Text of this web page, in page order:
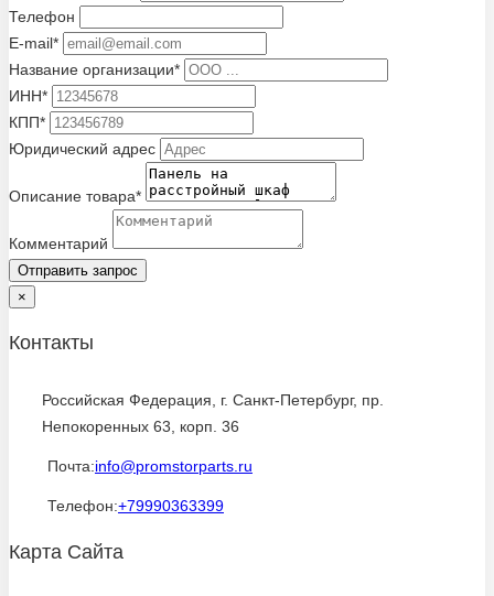
Телефон
E-mail*
Название организации*
ИНН*
КПП*
Юридический адрес
Описание товара*
Комментарий
Отправить запрос
×
Контакты
Российская Федерация, г. Санкт-Петербург, пр.
Непокоренных 63, корп. 36
Почта:info@promstorparts.ru
Телефон:+79990363399
Карта Сайта